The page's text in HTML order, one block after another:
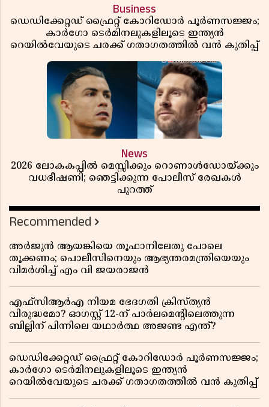
Business
ഡെഡിക്കേറ്റഡ് ഫ്രൈറ്റ് കോറിഡോർ പൂർണസജ്ജം;
കാർഗോ ടെർമിനലുകളിലൂടെ ഇന്ത്യൻ
റെയിൽവേയുടെ ചരക്ക് ഗതാഗതത്തിൽ വൻ കുതിപ്പ്
News
2026 ലോകകപ്പിൽ മെസ്സിക്കും റൊണാൾഡോയ്ക്കും
വധഭീഷണി; ഞെട്ടിക്കുന്ന പോലീസ് രേഖകൾ
പുറത്ത്
Recommended
അർജുൻ ആയങ്കിയെ തൂഫാനിലേതു പോലെ
തൂക്കണം; പൊലീസിനെയും ആഭ്യന്തരമന്ത്രിയെയും
വിമർശിച്ച് എം വി ജയരാജൻ
എഫ്സിആർഎ നിയമ ഭേദഗതി ക്രിസ്ത്യൻ
വിരുദ്ധമോ? ഓഗസ്റ്റ് 12-ന് പാർലമെന്റിലെത്തുന്ന
ബില്ലിന് പിന്നിലെ യഥാർത്ഥ അജണ്ട എന്ത്?
ഡെഡിക്കേറ്റഡ് ഫ്രൈറ്റ് കോറിഡോർ പൂർണസജ്ജം;
കാർഗോ ടെർമിനലുകളിലൂടെ ഇന്ത്യൻ
റെയിൽവേയുടെ ചരക്ക് ഗതാഗതത്തിൽ വൻ കുതിപ്പ്